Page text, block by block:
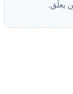
يعلّق.